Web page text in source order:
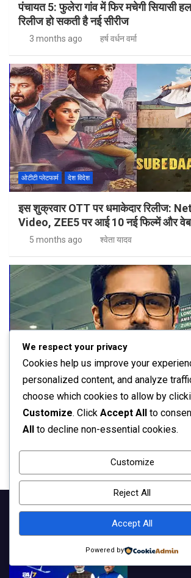
पंचायत 5: फुलेरा गांव में फिर मचेगी सियासी
रिलीज हो सकती है नई सीरीज
3 months ago हर्ष वर्धन वर्मा
ओटीटी प्लेटफार्म देश विदेश
इस शुक्रवार OTT पर धमाकेदार रिलीज:
Video, ZEE5 पर आई 10 नई फिल्में और वेब
5 months ago श्वेता यादव
ओटीटी प्लेटफार्म देश विदेश
‘Taskaree: The Smuggler’s Web’
हाशमी की रियलिस्टिक क्राइम थ्रिलर ने
We respect your privacy
Cookies help us improve your
personalized content, and analyze
choose which cookies to allow by
Customize. Click Accept All to
All to decline non-essential cookies.
Customize
Reject All
Accept All
Powered by